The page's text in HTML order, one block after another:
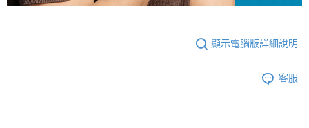
顯示電腦版詳細說明
客服